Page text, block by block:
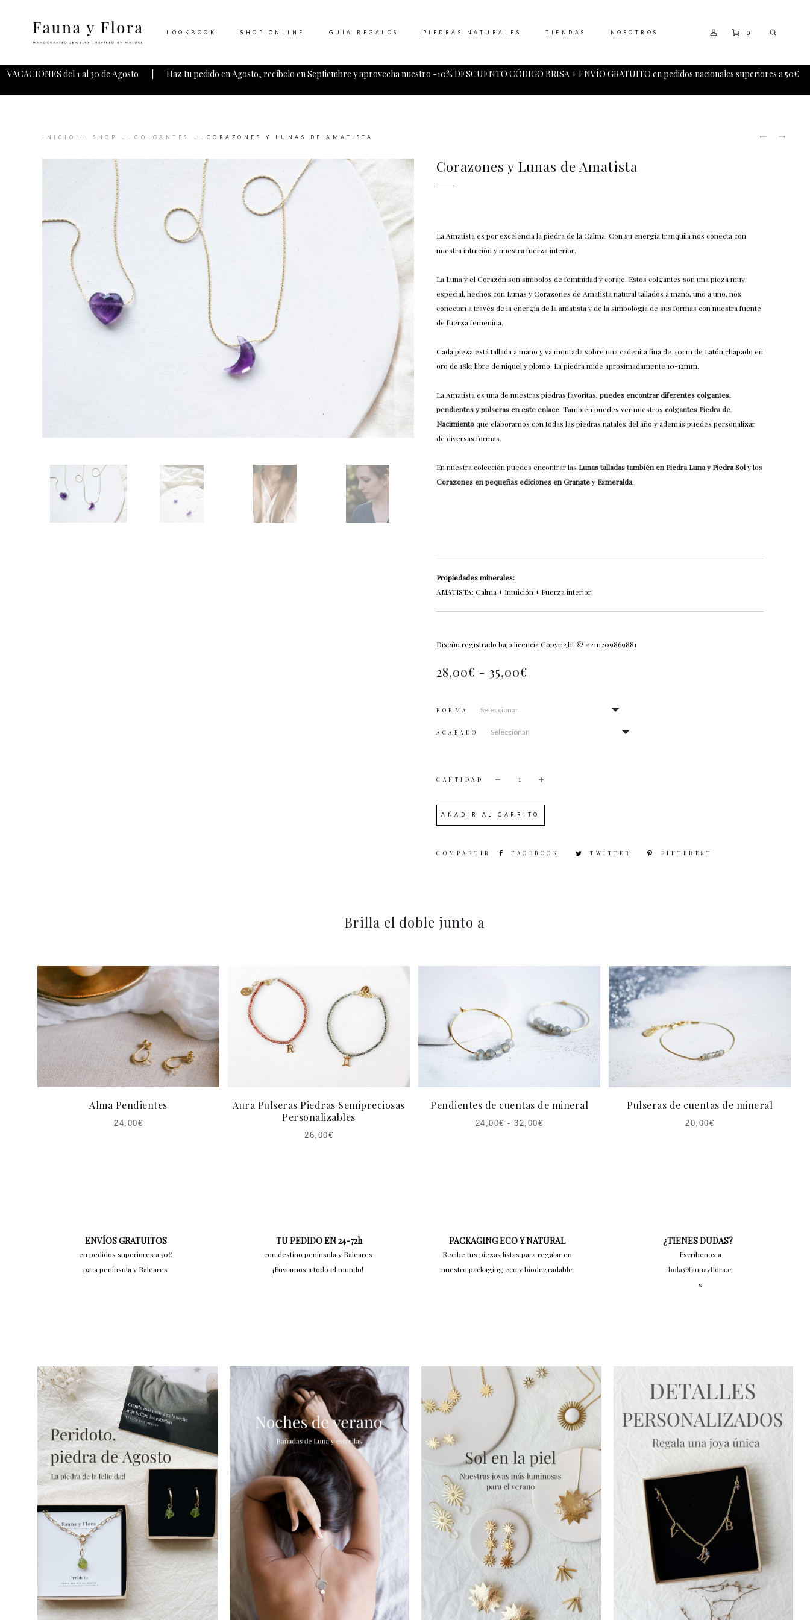
VACACIONES del 1 al 30 de Agosto | Haz tu pedido en Agosto, recíbelo en Septiembre y aprovecha nuestro -10% DESCUENTO CÓDIGO BRISA + ENVÍO GRATUITO en pedidos nacionales superiores a 50€
LOOKBOOK SHOP ONLINE GUÍA REGALOS PIEDRAS NATURALES TIENDAS NOSOTROS 0
INICIO SHOP COLGANTES CORAZONES Y LUNAS DE AMATISTA
Corazones y Lunas de Amatista
La Amatista es por excelencia la piedra de la Calma. Con su energía tranquila nos conecta con
nuestra intuición y nuestra fuerza interior.
La Luna y el Corazón son símbolos de feminidad y coraje. Estos colgantes son una pieza muy
especial, hechos con Lunas y Corazones de Amatista natural tallados a mano, uno a uno, nos
conectan a través de la energía de la amatista y de la simbología de sus formas con nuestra fuente
de fuerza femenina.
Cada pieza está tallada a mano y va montada sobre una cadenita fina de 40cm de Latón chapado en
oro de 18kt libre de níquel y plomo. La piedra mide aproximadamente 10-12mm.
La Amatista es una de nuestras piedras favoritas,puedes encontrar diferentes colgantes,
pendientes y pulseras en este enlace. También puedes ver nuestroscolgantes Piedra de
Nacimientoque elaboramos con todas las piedras natales del año y además puedes personalizar
de diversas formas.
En nuestra colección puedes encontrar las Lunas talladas también en Piedra Luna y Piedra Soly los
Corazones en pequeñas ediciones en Granatey Esmeralda.
Propiedades minerales:
AMATISTA: Calma + Intuición + Fuerza interior
Diseño registrado bajo licencia Copyright © #2111209869881
28,00€ - 35,00€
FORMA
ACABADO
AÑADIR AL CARRITO
SHARE
FACEBOOK TWITTER PINTEREST
Brilla el doble junto a
Alma Pendientes
24,00€
Aura Pulseras Piedras Semipreciosas
Personalizables
26,00€
Pendientes de cuentas de mineral
24,00€ -32,00€
Pulseras de cuentas de mineral
20,00€
ENVÍOS GRATUITOS
en pedidos superiores a 50€
para península y Baleares
TU PEDIDO EN 24-72h
con destino península y Baleares
¡Enviamos a todo el mundo!
PACKAGING ECO Y NATURAL
Recibe tus piezas listas para regalar en
nuestro packaging eco y biodegradable
¿TIENES DUDAS?
Escríbenos a
hola@faunayflora.e
s